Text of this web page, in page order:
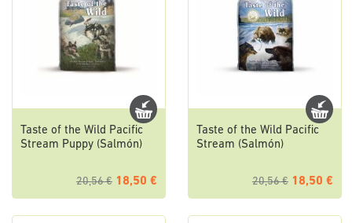
Taste of the Wild Pacific
Stream Puppy (Salmón)
20,56 € 18,50 €
Taste of the Wild Pacific
Stream (Salmón)
20,56 € 18,50 €